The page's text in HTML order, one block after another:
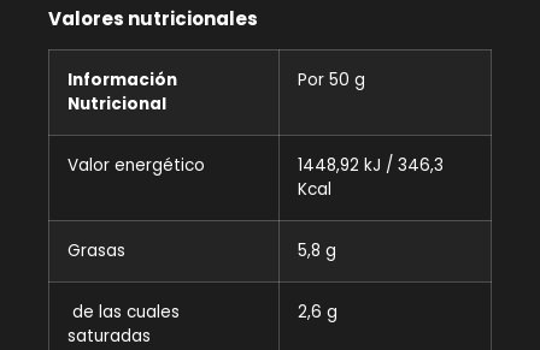
Valores nutricionales
Información
Nutricional
Por 50 g
Valor energético
1448,92 kJ / 346,3
Kcal
Grasas 5,8 g
de las cuales
saturadas
2,6 g